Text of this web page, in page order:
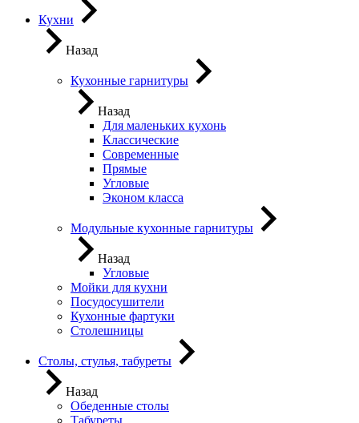
Кухни
Назад
Кухонные гарнитуры
Назад
Для маленьких кухонь
Классические
Современные
Прямые
Угловые
Эконом класса
Модульные кухонные гарнитуры
Назад
Угловые
Мойки для кухни
Посудосушители
Кухонные фартуки
Столешницы
Столы, стулья, табуреты
Назад
Обеденные столы
Табуреты